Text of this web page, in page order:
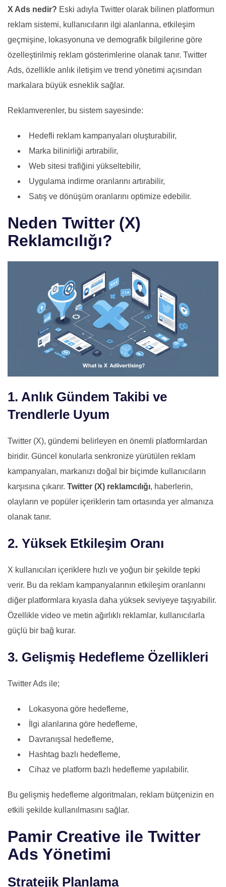
X Ads nedir? Eski adıyla Twitter olarak bilinen platformun
reklam sistemi, kullanıcıların ilgi alanlarına, etkileşim
geçmişine, lokasyonuna ve demografik bilgilerine göre
özelleştirilmiş reklam gösterimlerine olanak tanır. Twitter
Ads, özellikle anlık iletişim ve trend yönetimi açısından
markalara büyük esneklik sağlar.
Reklamverenler, bu sistem sayesinde:
Hedefli reklam kampanyaları oluşturabilir,
Marka bilinirliği artırabilir,
Web sitesi trafiğini yükseltebilir,
Uygulama indirme oranlarını artırabilir,
Satış ve dönüşüm oranlarını optimize edebilir.
Neden Twitter (X)
Reklamcılığı?
1. Anlık Gündem Takibi ve
Trendlerle Uyum
Twitter (X), gündemi belirleyen en önemli platformlardan
biridir. Güncel konularla senkronize yürütülen reklam
kampanyaları, markanızı doğal bir biçimde kullanıcıların
karşısına çıkarır. Twitter (X) reklamcılığı, haberlerin,
olayların ve popüler içeriklerin tam ortasında yer almanıza
olanak tanır.
2. Yüksek Etkileşim Oranı
X kullanıcıları içeriklere hızlı ve yoğun bir şekilde tepki
verir. Bu da reklam kampanyalarının etkileşim oranlarını
diğer platformlara kıyasla daha yüksek seviyeye taşıyabilir.
Özellikle video ve metin ağırlıklı reklamlar, kullanıcılarla
güçlü bir bağ kurar.
3. Gelişmiş Hedefleme Özellikleri
Twitter Ads ile;
Lokasyona göre hedefleme,
İlgi alanlarına göre hedefleme,
Davranışsal hedefleme,
Hashtag bazlı hedefleme,
Cihaz ve platform bazlı hedefleme yapılabilir.
Bu gelişmiş hedefleme algoritmaları, reklam bütçenizin en
etkili şekilde kullanılmasını sağlar.
Pamir Creative ile Twitter
Ads Yönetimi
Stratejik Planlama